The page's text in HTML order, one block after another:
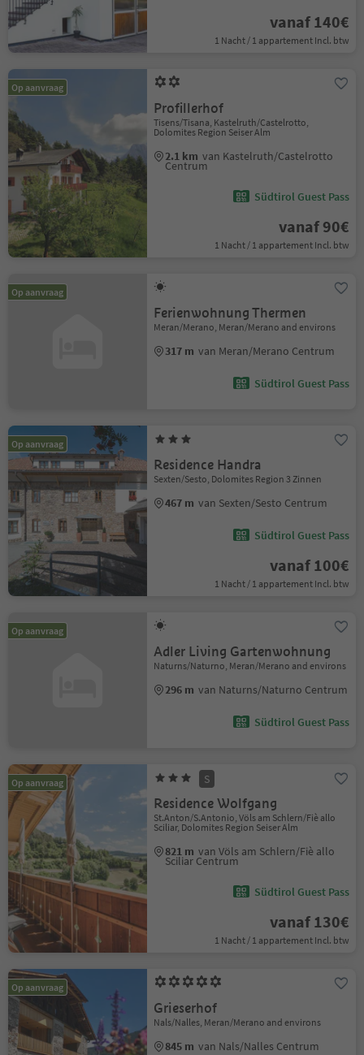
vanaf 140€
1 Nacht / 1 appartement Incl. btw
Op aanvraag
Profillerhof
Tisens/Tisana, Kastelruth/Castelrotto,
Dolomites Region Seiser Alm
2.1 km van Kastelruth/Castelrotto
Centrum
Südtirol Guest Pass
vanaf 90€
1 Nacht / 1 appartement Incl. btw
Op aanvraag
Ferienwohnung Thermen
Meran/Merano, Meran/Merano and environs
317 m van Meran/Merano Centrum
Südtirol Guest Pass
Op aanvraag
Residence Handra
Sexten/Sesto, Dolomites Region 3 Zinnen
467 m van Sexten/Sesto Centrum
Südtirol Guest Pass
vanaf 100€
1 Nacht / 1 appartement Incl. btw
Op aanvraag
Adler Living Gartenwohnung
Naturns/Naturno, Meran/Merano and environs
296 m van Naturns/Naturno Centrum
Südtirol Guest Pass
Op aanvraag S
Residence Wolfgang
St.Anton/S.Antonio, Völs am Schlern/Fiè allo
Sciliar, Dolomites Region Seiser Alm
821 m van Völs am Schlern/Fiè allo
Sciliar Centrum
Südtirol Guest Pass
vanaf 130€
1 Nacht / 1 appartement Incl. btw
Op aanvraag
Grieserhof
Nals/Nalles, Meran/Merano and environs
845 m van Nals/Nalles Centrum